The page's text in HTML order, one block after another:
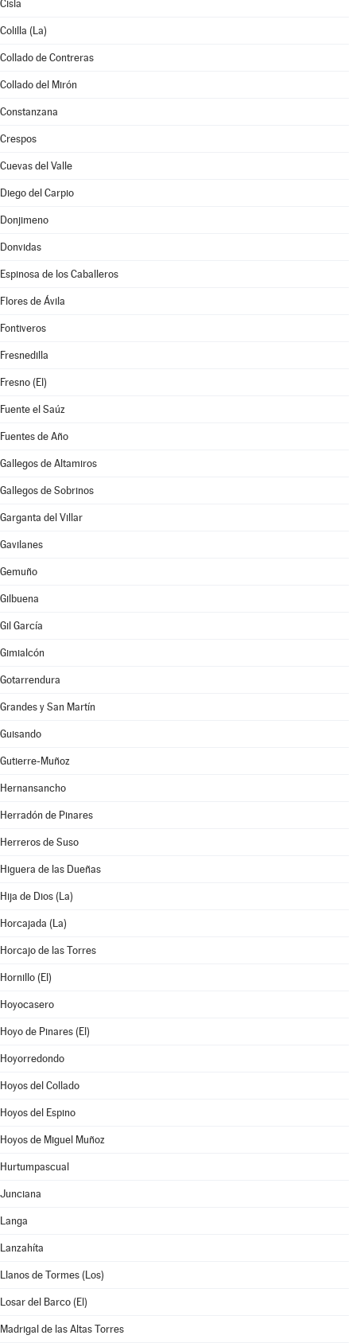
Cisla
Colilla (La)
Collado de Contreras
Collado del Mirón
Constanzana
Crespos
Cuevas del Valle
Diego del Carpio
Donjimeno
Donvidas
Espinosa de los Caballeros
Flores de Ávila
Fontiveros
Fresnedilla
Fresno (El)
Fuente el Saúz
Fuentes de Año
Gallegos de Altamiros
Gallegos de Sobrinos
Garganta del Villar
Gavilanes
Gemuño
Gilbuena
Gil García
Gimialcón
Gotarrendura
Grandes y San Martín
Guisando
Gutierre-Muñoz
Hernansancho
Herradón de Pinares
Herreros de Suso
Higuera de las Dueñas
Hija de Dios (La)
Horcajada (La)
Horcajo de las Torres
Hornillo (El)
Hoyocasero
Hoyo de Pinares (El)
Hoyorredondo
Hoyos del Collado
Hoyos del Espino
Hoyos de Miguel Muñoz
Hurtumpascual
Junciana
Langa
Lanzahíta
Llanos de Tormes (Los)
Losar del Barco (El)
Madrigal de las Altas Torres